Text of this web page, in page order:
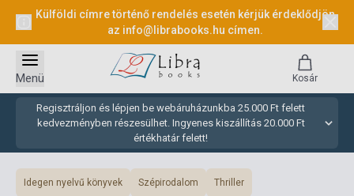
Külföldi címre történő rendelés esetén kérjük érdeklődjön
az info@librabooks.hu címen.
Regisztráljon és lépjen be webáruházunkba 25.000 Ft felett
kedvezményben részesülhet. Ingyenes kiszállítás 20.000 Ft
értékhatár felett!
Menü Kosár
Idegen nyelvű könyvek Szépirodalom Thriller